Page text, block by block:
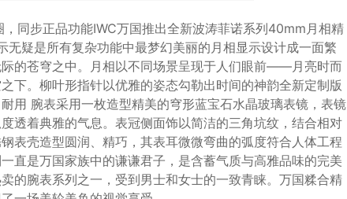
同步正品功能IWC万国推出全新波涛菲诺系列40mm月相精
疑是所有复杂功能中最梦幻美丽的月相显示设计成一面繁
的苍穹之中。月相以不同场景呈现于人们眼前——月亮时而
下。柳叶形指针以优雅的姿态勾勒出时间的神韵全新定制版
用 腕表采用一枚造型精美的穹形蓝宝石水晶玻璃表镜，表镜
透着典雅的气息。表冠侧面饰以简洁的三角坑纹，结合相对
表壳造型圆润、精巧，其表耳微微弯曲的弧度符合人体工程
直是万国家族中的谦谦君子，是含蓄气质与高雅品味的完美
的腕表系列之一，受到男士和女士的一致青睐。万国糅合精